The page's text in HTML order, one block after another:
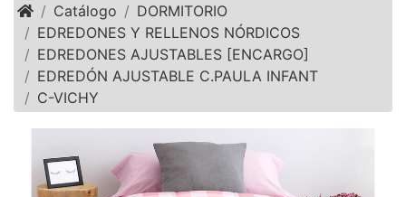
InicioCatálogo
DORMITORIO
EDREDONES Y RELLENOS NÓRDICOS
EDREDONES AJUSTABLES [ENCARGO]
EDREDÓN AJUSTABLE C.PAULA INFANT
C-VICHY